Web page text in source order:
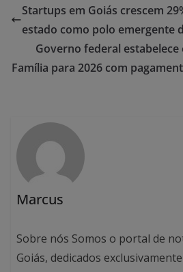
Startups em Goiás crescem
estado como polo emergente
Governo federal
Família para 2026 com
Marcus
Sobre nós Somos o portal de
Goiás, dedicados